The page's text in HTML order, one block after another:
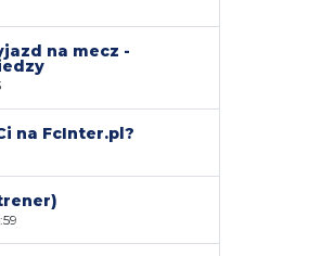
na mecz -
na FcInter.pl?